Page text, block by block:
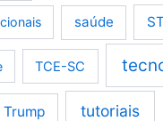
saúde
TCE-SC
Trump tutoriais